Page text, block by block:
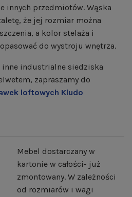
innych przedmiotów. Wąska
że jej rozmiar można
a kolor stelaża i
do wystroju wnętrza.
industrialne siedziska
zapraszamy do
loftowych Kludo
Mebel dostarczany w
kartonie w całości- już
zmontowany. W zależności
od rozmiarów i wagi